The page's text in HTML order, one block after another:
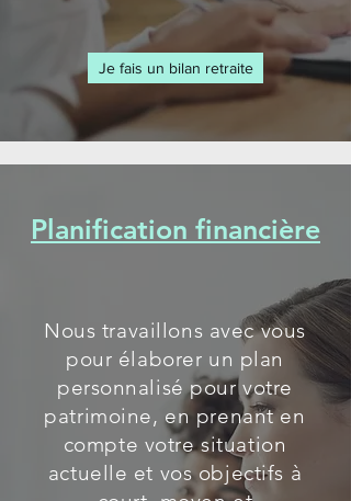
Je fais un bilan retraite
Planification financière
Nous travaillons avec vous
pour élaborer un plan
personnalisé pour votre
patrimoine, en prenant en
compte votre situation
actuelle et vos objectifs à